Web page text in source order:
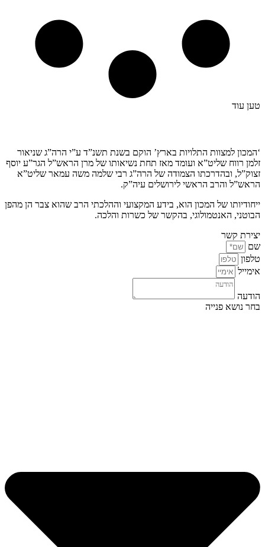
טען עוד
‘המכון למצוות התלויות בארץ’ הוקם בשנת תשנ”ד ע”י הרה”ג שניאור
זלמן רווח שליט”א ועומד מאז תחת נשיאותו של מרן הראש”ל הגר”ע יוסף
זצוק”ל, ובהדרכתו הצמודה של הרה”ג רבי שלמה משה עמאר שליט”א
הראש”ל והרב הראשי לירושלים עיה”ק.
ייחודיותו של המכון הוא, בידע המקצועי וההלכתי הרב שהוא צבר הן מהפן
הבוטני, האנטמולוגי, בהקשר של כשרות והלכה.
יצירת קשר
שם
טלפון
אימייל
הודעה
בחר נושא פנייה